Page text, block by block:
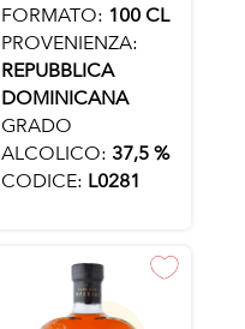
FORMATO: 100 CL
PROVENIENZA:
REPUBBLICA
DOMINICANA
GRADO
ALCOLICO: 37,5 %
CODICE: L0281